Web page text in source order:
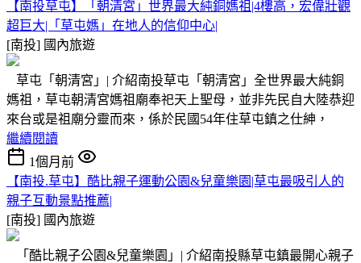
【南投草屯】「朝清宮」世界最大純銅媽祖|4樓高，宏偉壯觀
超巨大|「草屯媽」在地人的信仰中心|
[南投] 國內旅遊
草屯「朝清宮」| 介紹南投草屯「朝清宮」全世界最大純銅
媽祖，草屯朝清宮媽祖廟奉祀天上聖母，並非先民自大陸恭迎
來台或是祖廟分靈而來，係於民國54年住草屯鎮之仕紳，
繼續閱讀
1個月前
【南投.草屯】酷比親子運動公園&兒童樂園|草屯最吸引人的
親子互動景點推薦|
[南投] 國內旅遊
「酷比親子公園&兒童樂園」| 介紹南投縣草屯鎮最開心親子